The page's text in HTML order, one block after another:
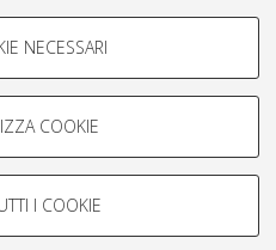
-
le caratteristiche della
in base al loro comportamento
NECESSARI
COOKIE
I COOKIE